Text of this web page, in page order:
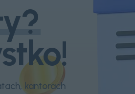
kantorach